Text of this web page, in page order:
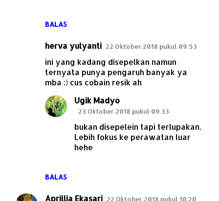
BALAS
herva yulyanti 22 Oktober 2018 pukul 09.53
ini yang kadang disepelkan namun
ternyata punya pengaruh banyak ya
mba :) cus cobain resik ah
BALAS
Ugik Madyo
23 Oktober 2018 pukul 09.33
bukan disepelein tapi terlupakan.
Lebih fokus ke perawatan luar
hehe
Aprillia Ekasari 22 Oktober 2018 pukul 10.20